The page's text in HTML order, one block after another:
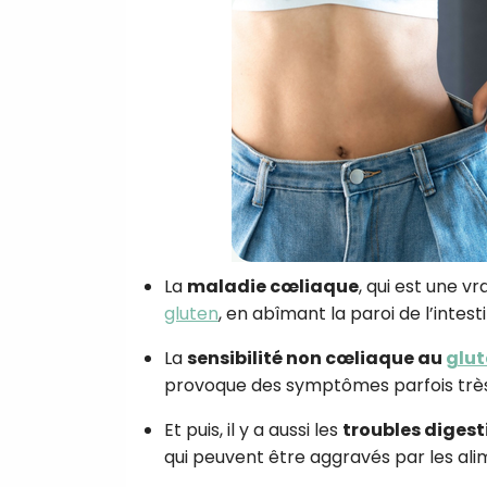
La maladie cœliaque, qui est une
gluten, en abîmant la paroi de
Lasensibilité non cœliaque au
provoque des symptômes parfois
Et puis, il y a aussi les troubles
qui peuvent être aggravés par les